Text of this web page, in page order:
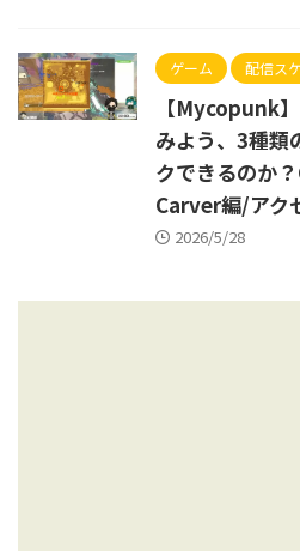
ゲーム 配信ス
【Mycopunk
みよう、3種類
クできるのか
Carver編/アク
2026/5/28